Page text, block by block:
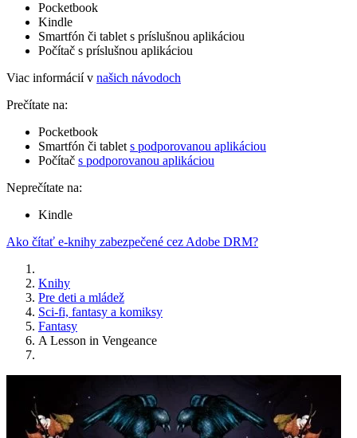
Pocketbook
Kindle
Smartfón či tablet s príslušnou aplikáciou
Počítač s príslušnou aplikáciou
Viac informácií v našich návodoch
Prečítate na:
Pocketbook
Smartfón či tablet s podporovanou aplikáciou
Počítač s podporovanou aplikáciou
Neprečítate na:
Kindle
Ako čítať e-knihy zabezpečené cez Adobe DRM?
Knihy
Pre deti a mládež
Sci-fi, fantasy a komiksy
Fantasy
A Lesson in Vengeance